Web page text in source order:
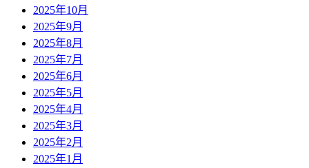
2025年10月
2025年9月
2025年8月
2025年7月
2025年6月
2025年5月
2025年4月
2025年3月
2025年2月
2025年1月